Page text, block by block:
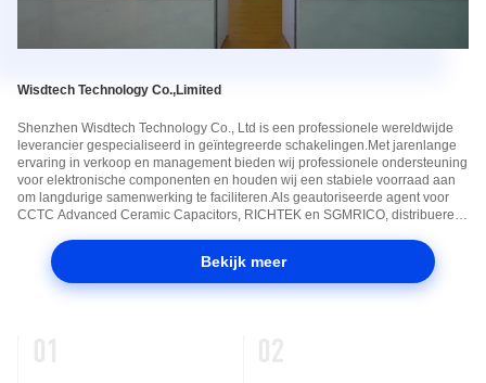
Wisdtech Technology Co.,Limited
Shenzhen Wisdtech Technology Co., Ltd is een professionele wereldwijde
leverancier gespecialiseerd in geïntegreerde schakelingen.Met jarenlange
ervaring in verkoop en management bieden wij professionele ondersteuning
voor elektronische componenten en houden wij een stabiele voorraad aan
om langdurige samenwerking te faciliteren.Als geautoriseerde agent voor
CCTC Advanced Ceramic Capacitors, RICHTEK en SGMRICO, distribueren
Bekijk meer